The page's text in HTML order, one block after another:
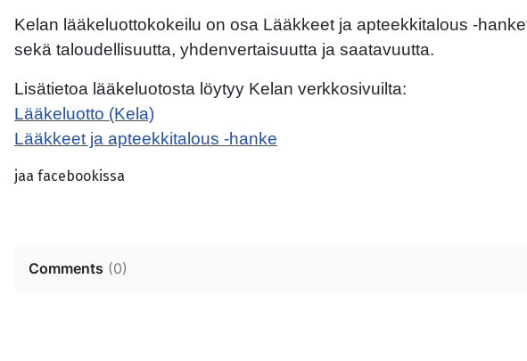
Kelan lääkeluottokokeilu on osa Lääkkeet ja apteekkitalous -
sekä taloudellisuutta, yhdenvertaisuutta ja saatavuutta.
Lisätietoa lääkeluotosta löytyy Kelan verkkosivuilta:
Lääkeluotto (Kela)
Lääkkeet ja apteekkitalous -hanke
jaa facebookissa
Comments (0)